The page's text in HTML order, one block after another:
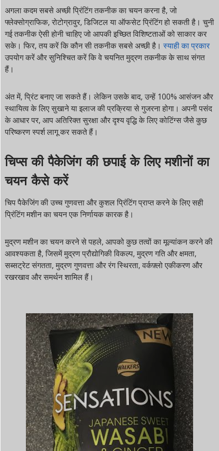
अगला कदम सबसे अच्छी प्रिंटिंग तकनीक का चयन करना है, जो
फ्लेक्सोग्राफिक, रोटोग्रावुर, डिजिटल या ऑफसेट प्रिंटिंग हो सकती है। चुनी
गई तकनीक ऐसी होनी चाहिए जो आपकी इच्छित विशिष्टताओं को साकार कर
सके। फिर, तय करें कि कौन सी तकनीक सबसे अच्छी है।स्याही का प्रकार
उपयोग करें और सुनिश्चित करें कि वे चयनित मुद्रण तकनीक के साथ संगत
हैं।
अंत में, प्रिंट बनाए जा सकते हैं। लेकिन उसके बाद, उन्हें 100% आसंजन और
स्थायित्व के लिए सुखाने या इलाज की प्रक्रिया से गुजरना होगा। अपनी पसंद
के आधार पर, आप अतिरिक्त सुरक्षा और दृश्य वृद्धि के लिए कोटिंग्स जैसे कुछ
परिष्करण स्पर्श लागू कर सकते हैं।
चिप्स की पैकेजिंग की छपाई के लिए मशीनों का
चयन कैसे करें
चिप पैकेजिंग की उच्च गुणवत्ता और कुशल प्रिंटिंग प्राप्त करने के लिए सही
प्रिंटिंग मशीन का चयन एक निर्णायक कारक है।
मुद्रण मशीन का चयन करने से पहले, आपको कुछ तत्वों का मूल्यांकन करने की
आवश्यकता है, जिसमें मुद्रण प्रौद्योगिकी विकल्प, मुद्रण गति और क्षमता,
सब्सट्रेट संगतता, मुद्रण गुणवत्ता और रंग स्थिरता, वर्कफ़्लो एकीकरण और
रखरखाव और समर्थन शामिल हैं।